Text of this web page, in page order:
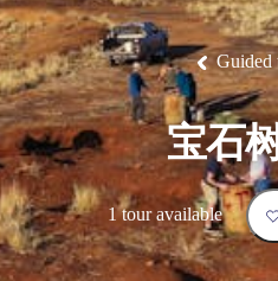
景
点
最
受
欢
迎
目
的
地
园园
维
群
岛
纳
姆
地
兰
卡
温
泉
池
克
国
家
公
园
鬼
大
理
石
保
护
区
马
古
克
瀑
布
西
麦
克
唐
纳
国
家
公
园
活
体
验
旅
行
者
类
物产
钓
鱼
端
旅
游
和
豪
华
野
营
旅
行
灵
感
规
划
和
预
订
Guided
宝石
1 tour available